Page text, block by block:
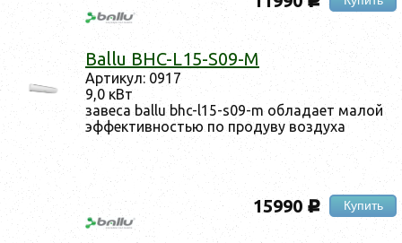
Ballu BHC-L15-S09-M
Ар­ти­кул: 0917
9,0 кВт
за­веса ballu bhc-l15-s09-m об­ла­да­ет ма­лой
эф­фектив­ностью по про­дуву воз­ду­ха
15990 c Купить